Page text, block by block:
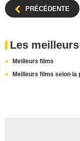
PRÉCÉDENTE
Les
Meilleurs films
Meilleurs films selon la